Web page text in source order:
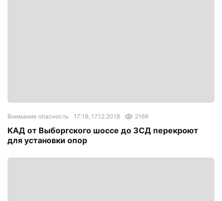
Внимание опасность 17:19, 17.12.2018 2169
КАД от Выборгского шоссе до ЗСД перекроют
для установки опор